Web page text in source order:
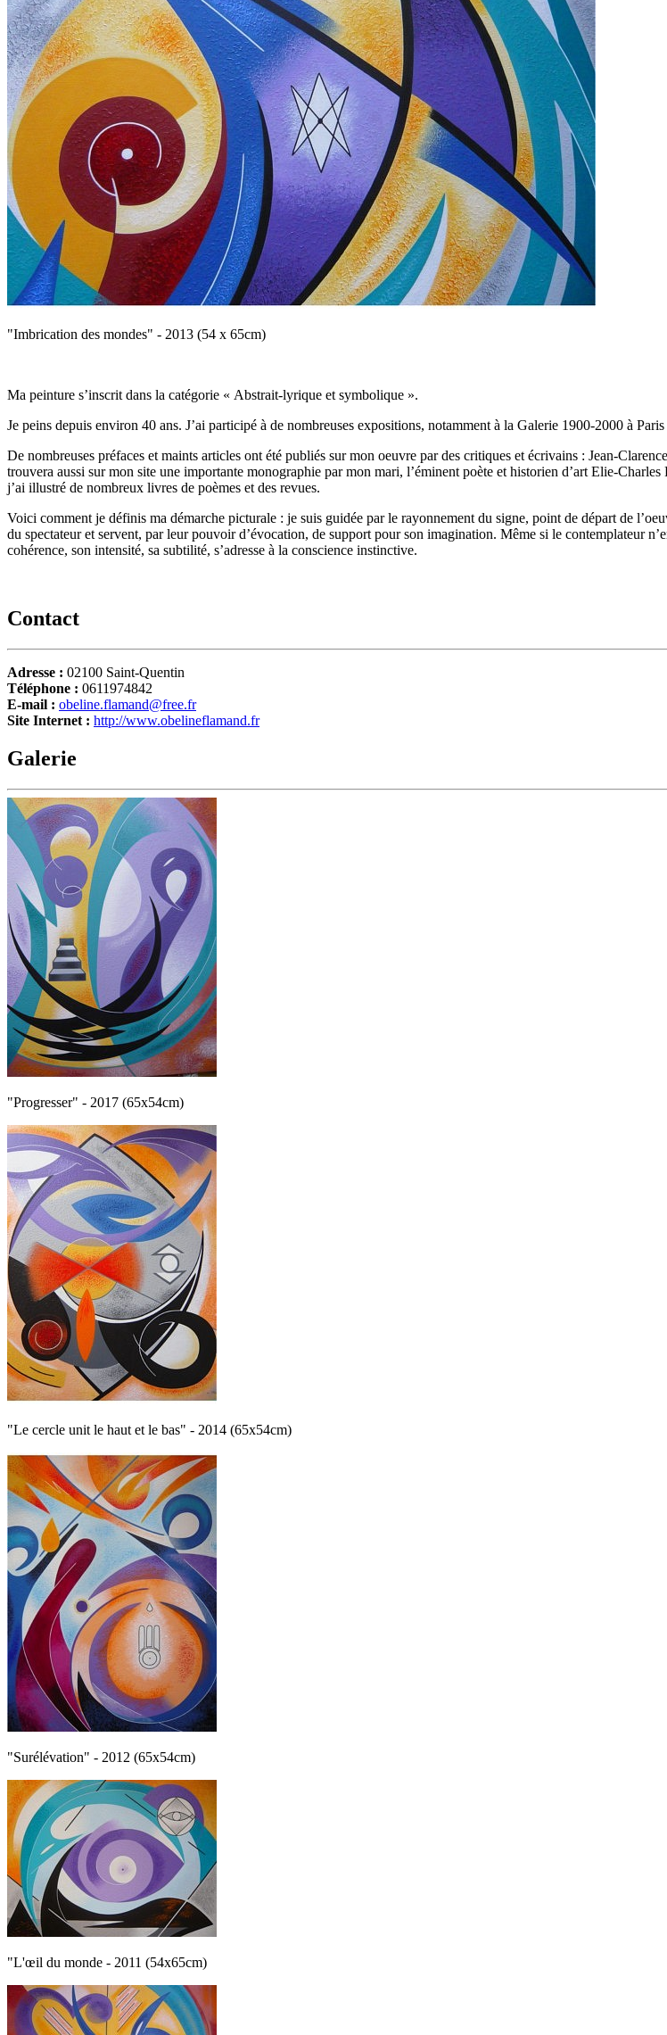
"Imbrication des mondes" - 2013 (54 x 65cm)
Ma peinture s’inscrit dans la catégorie « Abstrait-lyrique et symbolique ».
Je peins depuis environ 40 ans. J’ai participé à de nombreuses expositions, notamment à la Galerie 1900-2000 à
De nombreuses préfaces et maints articles ont été publiés sur mon oeuvre par des critiques et écrivains : Jean-
trouvera aussi sur mon site une importante monographie par mon mari, l’éminent poète et historien d’art Elie-
j’ai illustré de nombreux livres de poèmes et des revues.
Voici comment je définis ma démarche picturale : je suis guidée par le rayonnement du signe, point de départ de
du spectateur et servent, par leur pouvoir d’évocation, de support pour son imagination. Même si le contemplateur
cohérence, son intensité, sa subtilité, s’adresse à la conscience instinctive.
Contact
Adresse : 02100 Saint-Quentin
Téléphone : 0611974842
E-mail : obeline.flamand@free.fr
Site Internet : http://www.obelineflamand.fr
Galerie
"Progresser" - 2017 (65x54cm)
"Le cercle unit le haut et le bas" - 2014 (65x54cm)
"Surélévation" - 2012 (65x54cm)
"L'œil du monde - 2011 (54x65cm)